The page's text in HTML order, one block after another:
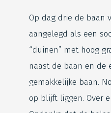
Op dag drie de baan
aangelegd als een
“duinen” met hoog
naast de baan en de
gemakkelijke baan.
op blijft liggen. Over